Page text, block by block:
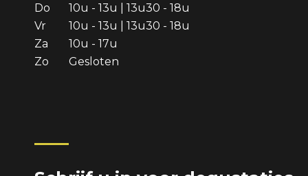
Do
10u - 13u | 13u30 - 18u
Vr
10u - 13u | 13u30 - 18u
Za
10u - 17u
Zo
Gesloten